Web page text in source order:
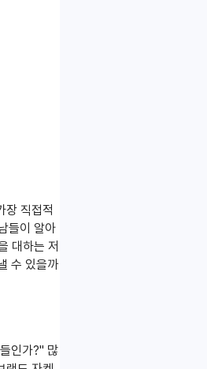
장 직접적
들이 알아
대하는 저
수 있을까
인가?" 많